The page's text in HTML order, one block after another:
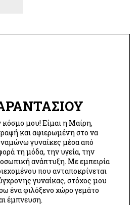
μου! Είμαι η Μαίρη,
και αφιερωμένη στο να
γυναίκες μέσα από
τη μόδα, την υγεία, την
ανάπτυξη. Με εμπειρία
που ανταποκρίνεται
γυναίκας, στόχος μου
ένα φιλόξενο χώρο γεμάτο
έμπνευση.